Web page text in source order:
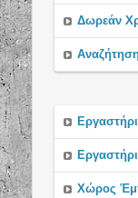
Δωρεάν
Χώρος